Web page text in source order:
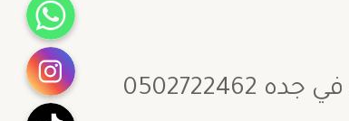
انستقرام
تيك توك